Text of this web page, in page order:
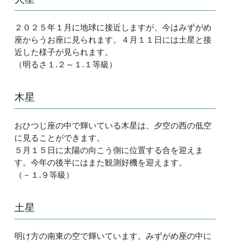
２０２５年１月に地球に接近しますが、今はみずがめ
座からうお座に見られます。４月１１日には土星と接
近した様子が見られます。
（明るさ１.２～１.１等級）
木星
おひつじ座の中で輝いている木星は、夕空の西の低空
に見ることができます。
５月１５日に太陽の向こう側に位置する合を迎えま
す。今年の後半にはまた観測好機を迎えます。
（－１.９等級）
土星
明け方の南東の空で輝いています。みずがめ座の中に